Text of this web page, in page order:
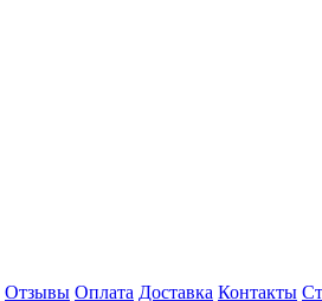
Отзывы Оплата Доставка Контакты